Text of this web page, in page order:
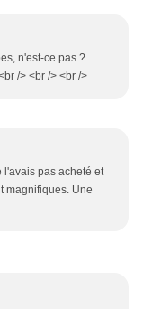
n'est-ce pas ?
/> <br /> <br />
l'avais pas acheté et
magnifiques. Une